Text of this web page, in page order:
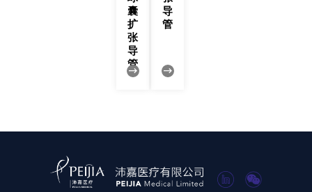
囊
扩
张
导
管
导
管